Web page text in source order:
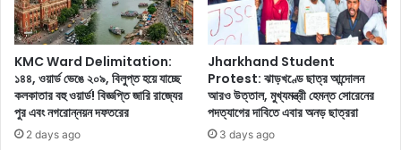
ঙ্গ
না
,
কী
বি
বৃ
তি
দি
পা
য়ে
চু
লে
র
য
ত্ন
নি
KMC Ward Delimitation:
১৪৪, ওয়ার্ড ভেঙে ২০৯, বিলুপ্ত হয়ে যাচ্ছে
কলকাতার বহু ওয়ার্ড! বিজ্ঞপ্তি জারি রাজ্যের
পুর এবং নগরোন্নয়ন দফতরের
2 days ago
Jharkhand Student
Protest: ঝাড়খণ্ডে ছাত্র আন্দোলন
আরও উত্তাল, মুখ্যমন্ত্রী হেমন্ত সোরেনের
পদত্যাগের দাবিতে এবার অনড় ছাত্ররা
3 days ago